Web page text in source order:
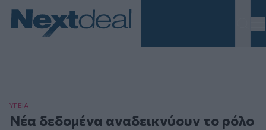
ΥΓΕΙΑ
Νέα δεδομένα αναδεικνύουν το ρόλο